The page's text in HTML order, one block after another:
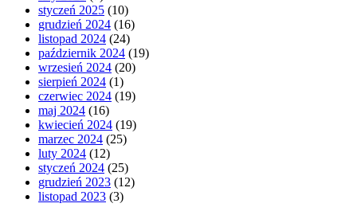
styczeń 2025 (10)
grudzień 2024 (16)
listopad 2024 (24)
październik 2024 (19)
wrzesień 2024 (20)
sierpień 2024 (1)
czerwiec 2024 (19)
maj 2024 (16)
kwiecień 2024 (19)
marzec 2024 (25)
luty 2024 (12)
styczeń 2024 (25)
grudzień 2023 (12)
listopad 2023 (3)